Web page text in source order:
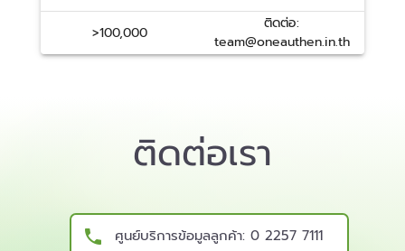
>100,000
ติดต่อ:
team@oneauthen.in.th
ติดต่อเรา
ศูนย์บริการข้อมูลลูกค้า: 0 2257 7111